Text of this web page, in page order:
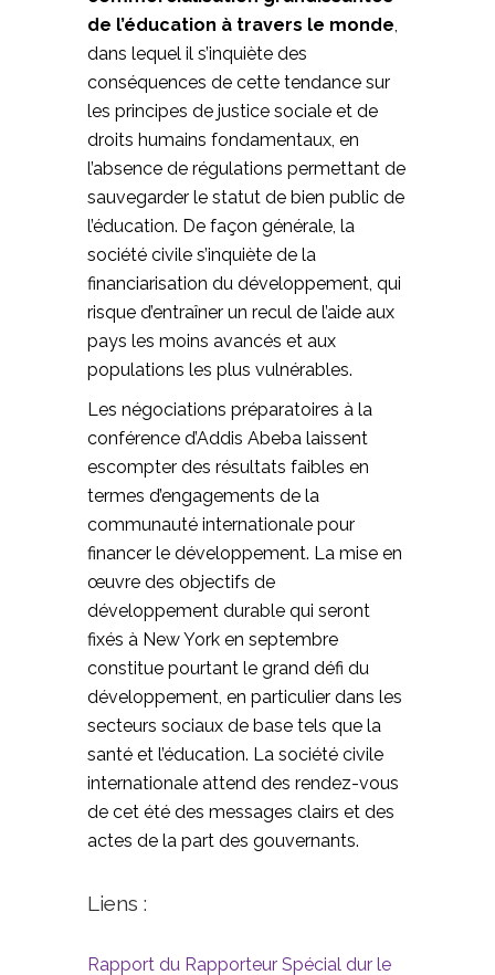
de l’éducation à travers le monde,
dans lequel il s’inquiète des
conséquences de cette tendance sur
les principes de justice sociale et de
droits humains fondamentaux, en
l’absence de régulations permettant de
sauvegarder le statut de bien public de
l’éducation. De façon générale, la
société civile s’inquiète de la
financiarisation du développement, qui
risque d’entraîner un recul de l’aide aux
pays les moins avancés et aux
populations les plus vulnérables.
Les négociations préparatoires à la
conférence d’Addis Abeba laissent
escompter des résultats faibles en
termes d’engagements de la
communauté internationale pour
financer le développement. La mise en
œuvre des objectifs de
développement durable qui seront
fixés à New York en septembre
constitue pourtant le grand défi du
développement, en particulier dans les
secteurs sociaux de base tels que la
santé et l’éducation. La société civile
internationale attend des rendez-vous
de cet été des messages clairs et des
actes de la part des gouvernants.
Liens :
Rapport du Rapporteur Spécial dur le